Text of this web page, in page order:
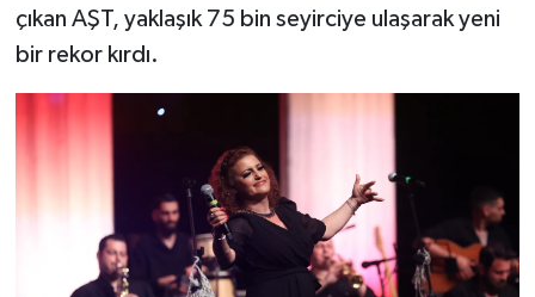
çıkan AŞT, yaklaşık 75 bin seyirciye ulaşarak yeni
bir rekor kırdı.